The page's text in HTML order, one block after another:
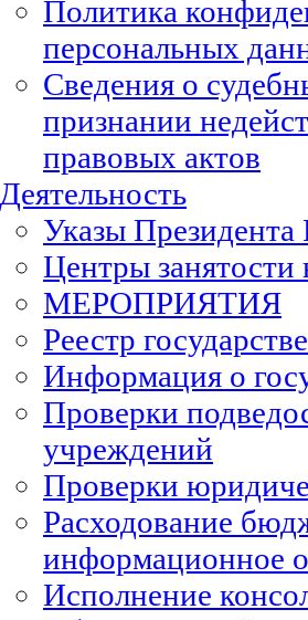
Политика
персональных
Сведения о
признании
правовых актов
Деятельность
Указы
Центры занятости
МЕРОПРИЯТИЯ
Реестр
Информация о
Проверки
учреждений
Проверки
Расходование
информационное
Исполнение